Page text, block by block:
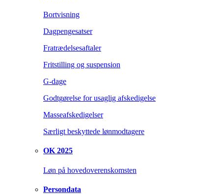
Bortvisning
Dagpengesatser
Fratrædelsesaftaler
Fritstilling og suspension
G-dage
Godtgørelse for usaglig afskedigelse
Masseafskedigelser
Særligt beskyttede lønmodtagere
OK 2025
Løn på hovedoverenskomsten
Persondata